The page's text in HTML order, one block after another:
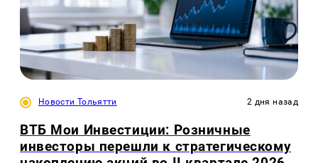
Новости Тольятти 2 дня назад
ВТБ Мои Инвестиции: Розничные
инвесторы перешли к стратегическому